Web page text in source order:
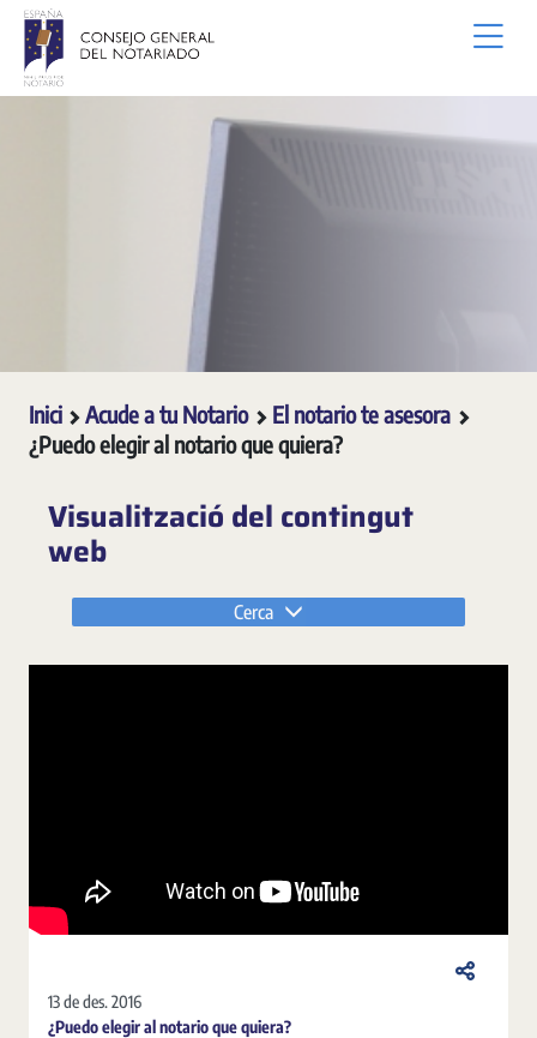
Salta al contingut principal
Inici Acude a tu Notario
El notario te asesora
¿Puedo elegir al notario que quiera?
Visualització del contingut
web
Cerca
13 de des. 2016
¿Puedo elegir al notario que quiera?